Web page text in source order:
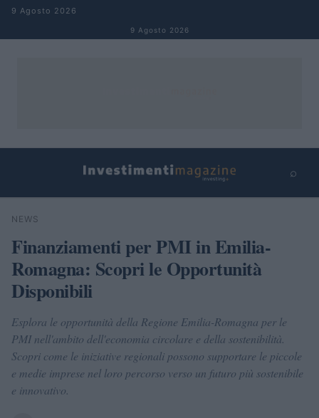
Salta al contenuto
9 Agosto 2026
9 Agosto 2026
⌕
Cerca
NEWS
Finanziamenti per PMI in Emilia-
Romagna: Scopri le Opportunità
Disponibili
Esplora le opportunità della Regione Emilia-Romagna per le
PMI nell'ambito dell'economia circolare e della sostenibilità.
Scopri come le iniziative regionali possono supportare le piccole
e medie imprese nel loro percorso verso un futuro più sostenibile
e innovativo.